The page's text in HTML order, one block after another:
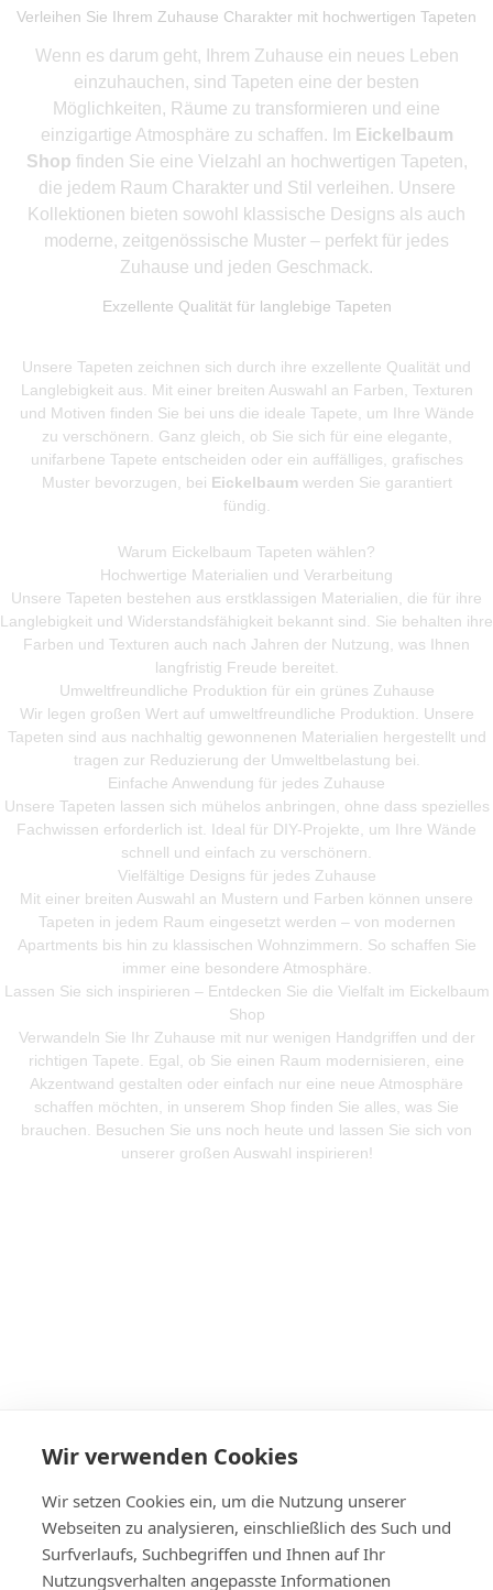
Wir verwenden Cookies
Wir setzen Cookies ein, um die Nutzung unserer
Webseiten zu analysieren, einschließlich des Such und
Surfverlaufs, Suchbegriffen und Ihnen auf Ihr
Nutzungsverhalten angepasste Informationen
Verleihen Sie Ihrem Zuhause Charakter mit hochwertigen Tapeten
Wenn es darum geht, Ihrem Zuhause ein neues Leben
einzuhauchen, sind Tapeten eine der besten
Möglichkeiten, Räume zu transformieren und eine
einzigartige Atmosphäre zu schaffen. Im Eickelbaum
Shop finden Sie eine Vielzahl an hochwertigen Tapeten,
die jedem Raum Charakter und Stil verleihen. Unsere
Kollektionen bieten sowohl klassische Designs als auch
moderne, zeitgenössische Muster – perfekt für jedes
Zuhause und jeden Geschmack.
Exzellente Qualität für langlebige Tapeten
Unsere Tapeten zeichnen sich durch ihre exzellente Qualität und
Langlebigkeit aus. Mit einer breiten Auswahl an Farben, Texturen
und Motiven finden Sie bei uns die ideale Tapete, um Ihre Wände
zu verschönern. Ganz gleich, ob Sie sich für eine elegante,
unifarbene Tapete entscheiden oder ein auffälliges, grafisches
Muster bevorzugen, bei Eickelbaum werden Sie garantiert
fündig.
Warum Eickelbaum Tapeten wählen?
Hochwertige Materialien und Verarbeitung
Unsere Tapeten bestehen aus erstklassigen Materialien, die für ihre
Langlebigkeit und Widerstandsfähigkeit bekannt sind. Sie behalten ihre
Farben und Texturen auch nach Jahren der Nutzung, was Ihnen
langfristig Freude bereitet.
Umweltfreundliche Produktion für ein grünes Zuhause
Wir legen großen Wert auf umweltfreundliche Produktion. Unsere
Tapeten sind aus nachhaltig gewonnenen Materialien hergestellt und
tragen zur Reduzierung der Umweltbelastung bei.
Einfache Anwendung für jedes Zuhause
Unsere Tapeten lassen sich mühelos anbringen, ohne dass spezielles
Fachwissen erforderlich ist. Ideal für DIY-Projekte, um Ihre Wände
schnell und einfach zu verschönern.
Vielfältige Designs für jedes Zuhause
Mit einer breiten Auswahl an Mustern und Farben können unsere
Tapeten in jedem Raum eingesetzt werden – von modernen
Apartments bis hin zu klassischen Wohnzimmern. So schaffen Sie
immer eine besondere Atmosphäre.
Lassen Sie sich inspirieren – Entdecken Sie die Vielfalt im Eickelbaum
Shop
Verwandeln Sie Ihr Zuhause mit nur wenigen Handgriffen und der
richtigen Tapete. Egal, ob Sie einen Raum modernisieren, eine
Akzentwand gestalten oder einfach nur eine neue Atmosphäre
schaffen möchten, in unserem Shop finden Sie alles, was Sie
brauchen. Besuchen Sie uns noch heute und lassen Sie sich von
unserer großen Auswahl inspirieren!